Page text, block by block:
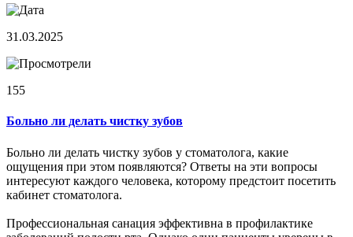
31.03.2025
155
Больно ли делать чистку зубов
Больно ли делать чистку зубов у стоматолога, какие
ощущения при этом появляются? Ответы на эти вопросы
интересуют каждого человека, которому предстоит посетить
кабинет стоматолога.
Профессиональная санация эффективна в профилактике